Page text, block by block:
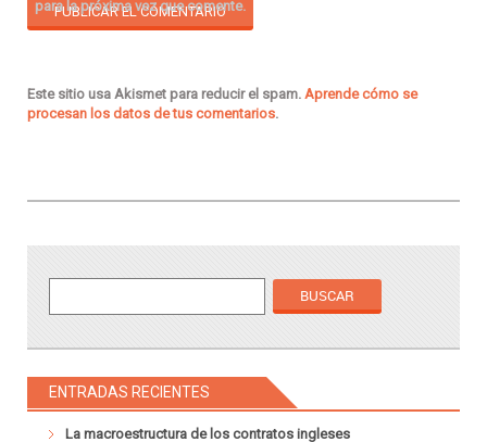
para la próxima vez que comente.
Este sitio usa Akismet para reducir el spam. Aprende cómo se
procesan los datos de tus comentarios.
ENTRADAS RECIENTES
La macroestructura de los contratos ingleses